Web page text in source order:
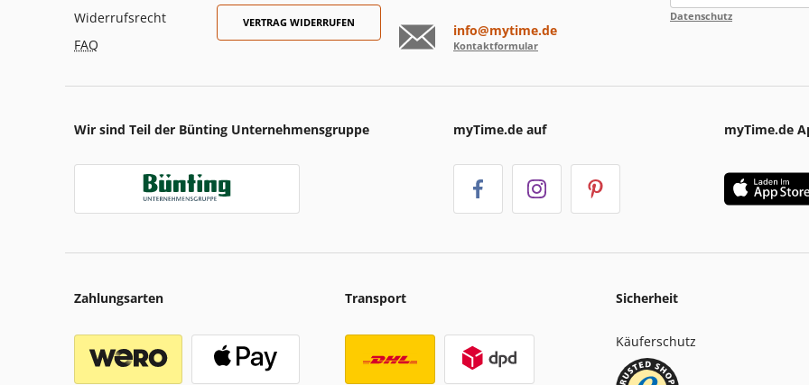
Widerrufsrecht
FAQ
VERTRAG WIDERRUFEN info@mytime.de
Kontaktformular
Datenschutz
Wir sind Teil der Bünting Unternehmensgruppe myTime.de auf myTime.de
Zahlungsarten Transport Sicherheit
Käuferschutz